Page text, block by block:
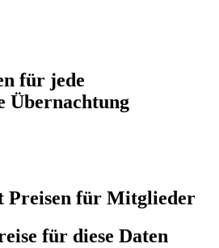
für jede
Übernachtung
Preisen für Mitglieder
für diese Daten